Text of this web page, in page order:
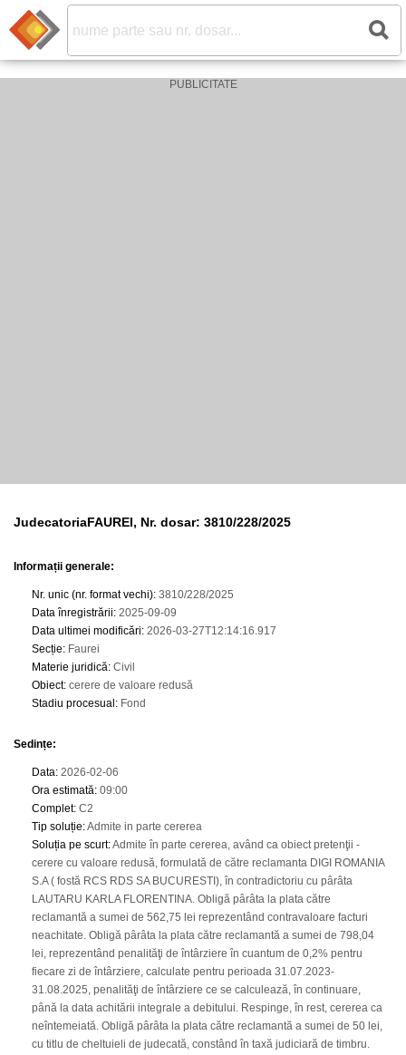
JudecatoriaFAUREI, Nr. dosar: 3810/228/2025
Informații generale:
Nr. unic (nr. format vechi): 3810/228/2025
Data înregistrării: 2025-09-09
Data ultimei modificări: 2026-03-27T12:14:16.917
Secție: Faurei
Materie juridică: Civil
Obiect: cerere de valoare redusă
Stadiu procesual : Fond
Sedințe:
Data: 2026-02-06
Ora estimată: 09:00
Complet: C2
Tip soluție:Admite in parte cererea
Soluția pe scurt:Admite în parte cererea, având ca obiect pretenţii -
cerere cu valoare redusă, formulată de către reclamanta DIGI ROMANIA
S.A ( fostă RCS RDS SA BUCURESTI), în contradictoriu cu pârâta
LAUTARU KARLA FLORENTINA. Obligă pârâta la plata către
reclamantă a sumei de 562,75 lei reprezentând contravaloare facturi
neachitate. Obligă pârâta la plata către reclamantă a sumei de 798,04
lei, reprezentând penalităţi de întârziere în cuantum de 0,2% pentru
fiecare zi de întârziere, calculate pentru perioada 31.07.2023-
31.08.2025, penalităţi de întârziere ce se calculează, în continuare,
până la data achitării integrale a debitului. Respinge, în rest, cererea ca
neîntemeiată. Obligă pârâta la plata către reclamantă a sumei de 50 lei,
cu titlu de cheltuieli de judecată, constând în taxă judiciară de timbru.